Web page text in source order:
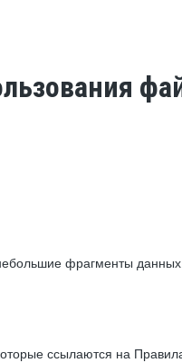
фрагменты
ссылаются на